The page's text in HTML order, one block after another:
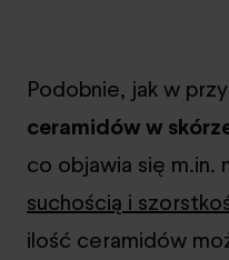
Podobnie, jak w
ceramidów w
co objawia się m.in.
suchością i
ilość ceramidów